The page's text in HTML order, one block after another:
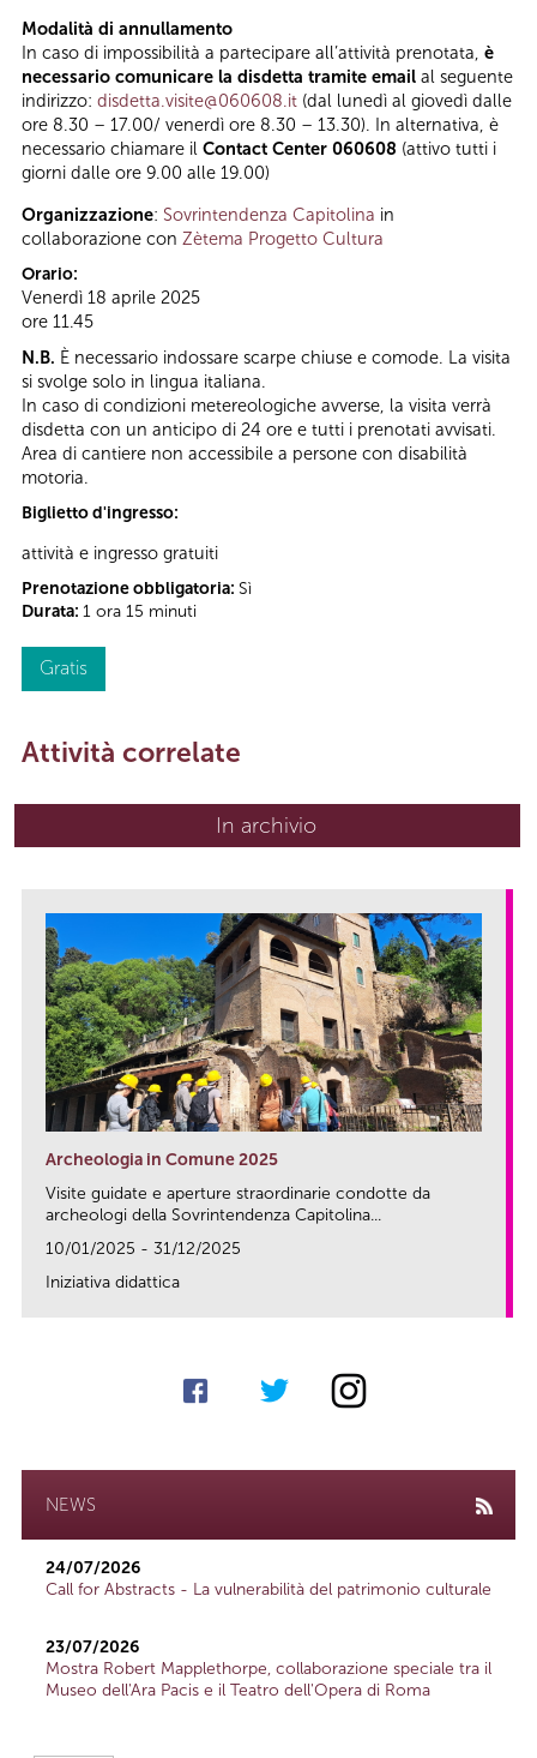
Modalità di annullamento
In caso di impossibilità a partecipare all’attività prenotata, è
necessario comunicare la disdetta tramite email al seguente
indirizzo: disdetta.visite@060608.it (dal lunedì al giovedì dalle
ore 8.30 – 17.00/ venerdì ore 8.30 – 13.30). In alternativa, è
necessario chiamare il Contact Center 060608 (attivo tutti i
giorni dalle ore 9.00 alle 19.00)
Organizzazione: Sovrintendenza Capitolina in
collaborazione con Zètema Progetto Cultura
Orario:
Venerdì 18 aprile 2025
ore 11.45
N.B. È necessario indossare scarpe chiuse e comode. La visita
si svolge solo in lingua italiana.
In caso di condizioni metereologiche avverse, la visita verrà
disdetta con un anticipo di 24 ore e tutti i prenotati avvisati.
Area di cantiere non accessibile a persone con disabilità
motoria.
Biglietto d'ingresso:
attività e ingresso gratuiti
Prenotazione obbligatoria: Sì
Durata: 1 ora 15 minuti
Gratis
Attività correlate
In archivio
Archeologia in Comune 2025
Visite guidate e aperture straordinarie condotte da
archeologi della Sovrintendenza Capitolina...
10/01/2025 - 31/12/2025
Iniziativa didattica
NEWS
24/07/2026
Call for Abstracts - La vulnerabilità del patrimonio culturale
23/07/2026
Mostra Robert Mapplethorpe, collaborazione speciale tra il
Museo dell'Ara Pacis e il Teatro dell'Opera di Roma